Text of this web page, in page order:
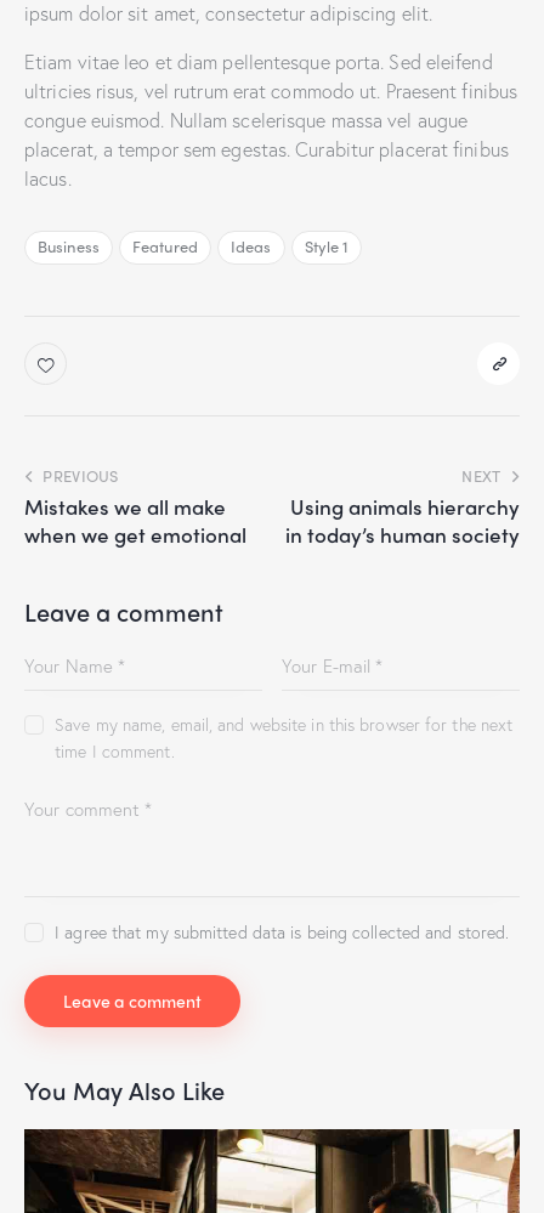
ipsum dolor sit amet, consectetur adipiscing elit.
Etiam vitae leo et diam pellentesque porta. Sed eleifend
ultricies risus, vel rutrum erat commodo ut. Praesent finibus
congue euismod. Nullam scelerisque massa vel augue
placerat, a tempor sem egestas. Curabitur placerat finibus
lacus.
Business Featured Ideas Style 1
PREVIOUS
Mistakes we all make
when we get emotional
NEXT
Using animals hierarchy
in today’s human society
Leave a comment
Save my name, email, and website in this browser for the next
time I comment.
I agree that my submitted data is being collected and stored.
You May Also Like